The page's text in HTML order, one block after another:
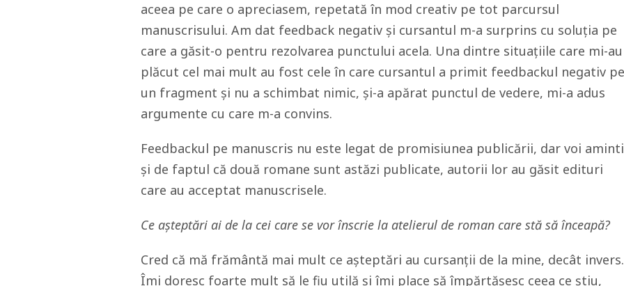
aceea pe care o apreciasem, repetată în mod creativ pe tot parcursul
manuscrisului. Am dat feedback negativ și cursantul m-a surprins cu soluția pe
care a găsit-o pentru rezolvarea punctului acela. Una dintre situațiile care mi-au
plăcut cel mai mult au fost cele în care cursantul a primit feedbackul negativ pe
un fragment și nu a schimbat nimic, și-a apărat punctul de vedere, mi-a adus
argumente cu care m-a convins.
Feedbackul pe manuscris nu este legat de promisiunea publicării, dar voi aminti
și de faptul că două romane sunt astăzi publicate, autorii lor au găsit edituri
care au acceptat manuscrisele.
Ce așteptări ai de la cei care se vor înscrie la atelierul de roman care stă să înceapă?
Cred că mă frământă mai mult ce așteptări au cursanții de la mine, decât invers.
Îmi doresc foarte mult să le fiu utilă și îmi place să împărtășesc ceea ce știu,